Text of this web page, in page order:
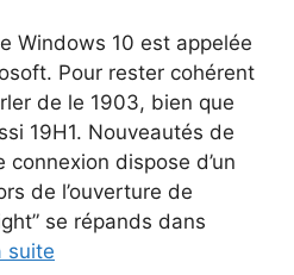
Windows 10 est appelée
Pour rester cohérent
de le 1903, bien que
19H1. Nouveautés de
connexion dispose d’un
de l’ouverture de
se répands dans
suite